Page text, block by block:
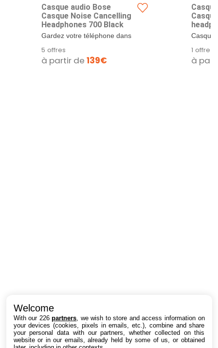
Casque audio Bose
Casque Noise Cancelling
Headphones 700 Black
Gardez votre téléphone dans
regarder...
5 offres
à partir de 139€
edition
Casque
1 offre
à
Intéressant ? Partagez !
Welcome
With our 226partners , we wish to store and access information on
your devices (cookies, pixels in emails, etc.), combine and share
your personal data with our partners, whether collected on this
website or in our emails, already held by some of us, or obtained